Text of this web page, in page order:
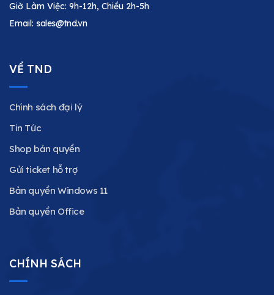
Giờ Làm Việc: 9h-12h, Chiều 2h-5h
Email: sales@tnd.vn
VỀ TND
Chính sách đại lý
Tin Tức
Shop bản quyền
Gửi ticket hỗ trợ
Bản quyền Windows 11
Bản quyền Office
CHÍNH SÁCH